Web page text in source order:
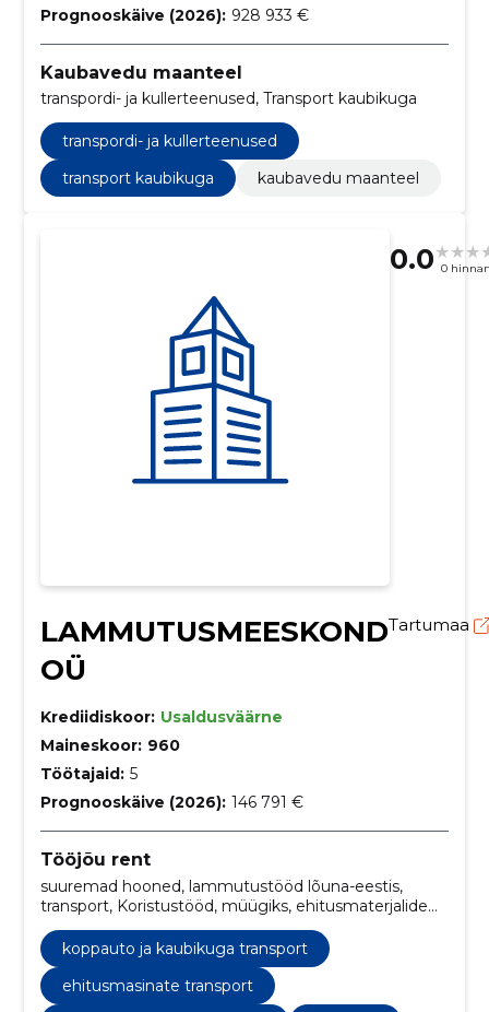
Prognooskäive (2026): 928 933 €
Kaubavedu maanteel
transpordi- ja kullerteenused, Transport kaubikuga
transpordi- ja kullerteenused
transport kaubikuga
kaubavedu maanteel
0.0 0
LAMMUTUSMEESKOND
OÜ
Tartumaa
Krediidiskoor: Usaldusväärne
Maineskoor: 960
Töötajaid: 5
Prognooskäive (2026): 146 791 €
Tööjõu rent
suuremad hooned, lammutustööd lõuna-eestis,
transport, Koristustööd, müügiks, ehitusmaterjalide
transport, ehitusmasinate transport, Prügivedu,
jäätmete vedu, kuurid ja keldrid
koppauto ja kaubikuga transport
ehitusmasinate transport